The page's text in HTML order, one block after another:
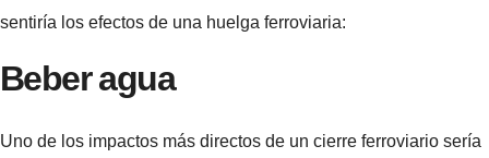
sentiría los efectos de una huelga ferroviaria:
Beber agua
Uno de los impactos más directos de un cierre ferroviario sería